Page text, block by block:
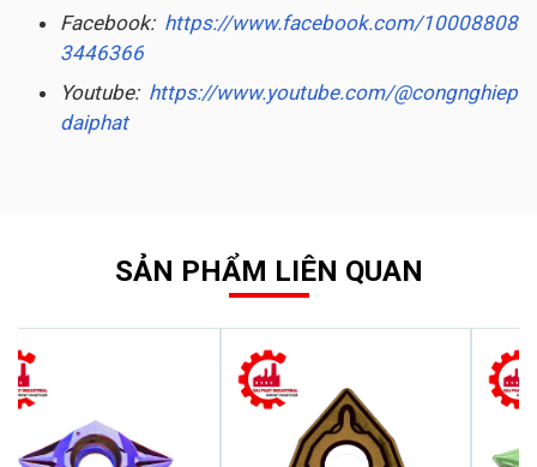
Facebook: https://www.facebook.com/10008808
3446366
Youtube: https://www.youtube.com/@congnghiep
daiphat
SẢN PHẨM LIÊN QUAN